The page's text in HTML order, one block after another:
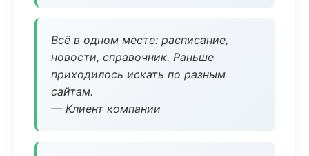
Всё в одном месте: расписание,
новости, справочник. Раньше
приходилось искать по разным
сайтам.
— Клиент компании